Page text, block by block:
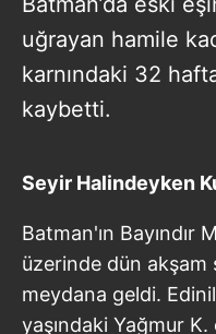
uğrayan hamile
karnındaki 32
kaybetti.
Seyir Halindeyken
Batman'ın Bayındır
üzerinde dün akşam
meydana geldi.
yaşındaki Yağmur K.